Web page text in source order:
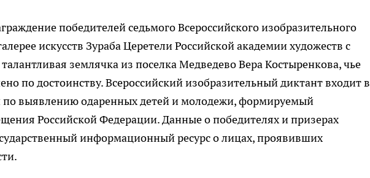
победителей седьмого Всероссийского изобразительного
искусств Зураба Церетели Российской академии художеств с
землячка из поселка Медведево Вера Костыренкова, чье
по достоинству. Всероссийский изобразительный диктант входит в
по выявлению одаренных детей и молодежи, формируемый
Российской Федерации. Данные о победителях и призерах
информационный ресурс о лицах, проявивших